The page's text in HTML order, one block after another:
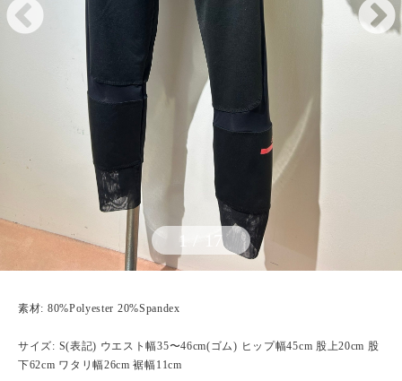
1 17
素材: 80%Polyester 20%Spandex
サイズ: S(表記) ウエスト幅35〜46cm(ゴム) ヒップ幅45cm 股上20cm 股
下62cm ワタリ幅26cm 裾幅11cm